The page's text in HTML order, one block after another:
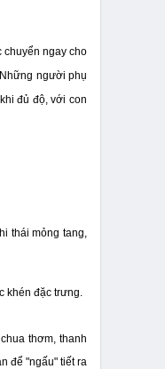
chuyển ngay cho
người phụ
đủ độ, với con
thái mỏng tang,
khén đặc trưng.
thơm, thanh
để "ngấu" tiết ra